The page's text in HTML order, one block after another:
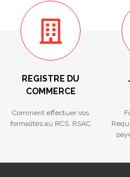
REGISTRE DU
COMMERCE
Comment effectuer vos
formalités au RCS, RSAC